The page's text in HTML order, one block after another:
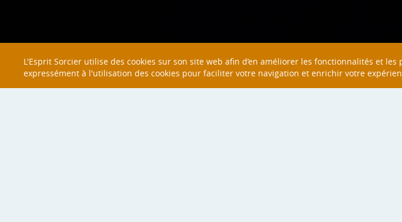
L'Esprit Sorcier utilise des cookies sur son site web afin d’en améliorer les fonctionnalités et
expressément à l'utilisation des cookies pour faciliter votre navigation et enrichir votre